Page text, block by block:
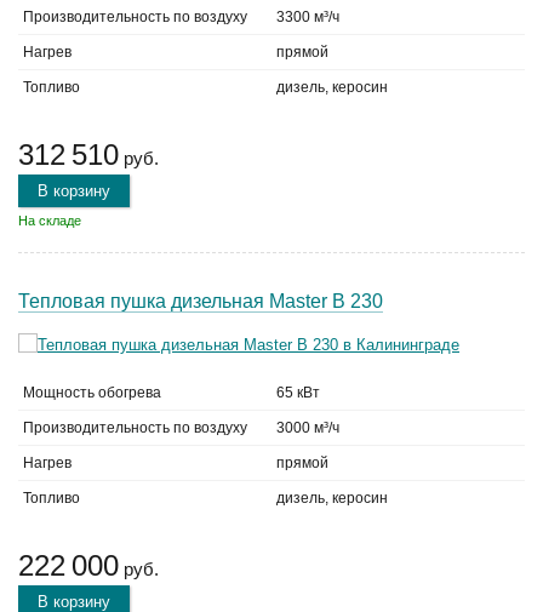
Производительность по воздуху 3300 м³/ч
Нагрев прямой
Топливо дизель, керосин
312 510 руб.
В корзину
На складе
Тепловая пушка дизельная Master B 230
Мощность обогрева 65 кВт
Производительность по воздуху 3000 м³/ч
Нагрев прямой
Топливо дизель, керосин
222 000 руб.
В корзину